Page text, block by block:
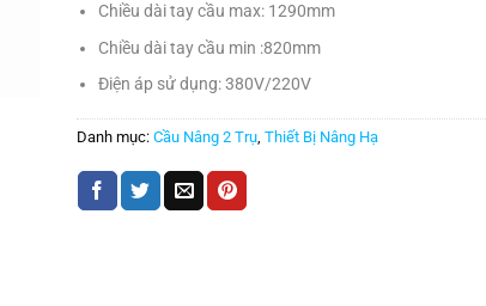
Chiều dài tay cầu max: 1290mm
Chiều dài tay cầu min :820mm
Điện áp sử dụng: 380V/220V
Danh mục: Cầu Nâng 2 Trụ, Thiết Bị Nâng Hạ